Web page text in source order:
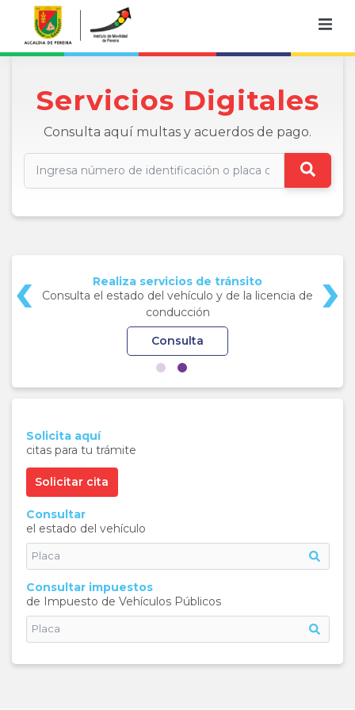
Servicios Digitales
Consulta aquí multas y acuerdos de pago.
Realiza servicios de tránsito
Consulta el estado del vehículo y de la licencia de
conducción
Consulta
‹ ›
Solicita aquí
citas para tu trámite
Solicitar cita
Consultar
el estado del vehículo
Consultar impuestos
de Impuesto de Vehículos Públicos